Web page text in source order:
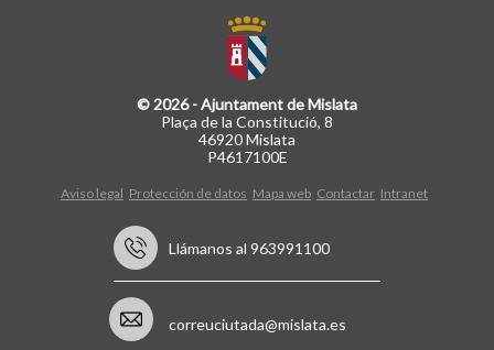
© 2026 - Ajuntament de Mislata
Plaça de la Constitució, 8
46920 Mislata
P4617100E
Aviso legal Protección de datos Mapa web Contactar Intranet
Llámanos al 963991100
correuciutada@mislata.es